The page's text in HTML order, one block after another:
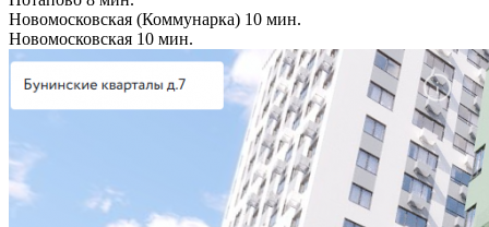
Новомосковская (Коммунарка) 10 мин.
Новомосковская 10 мин.